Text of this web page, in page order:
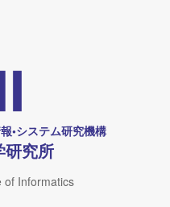
•システム研究機構
研究所
of Informatics